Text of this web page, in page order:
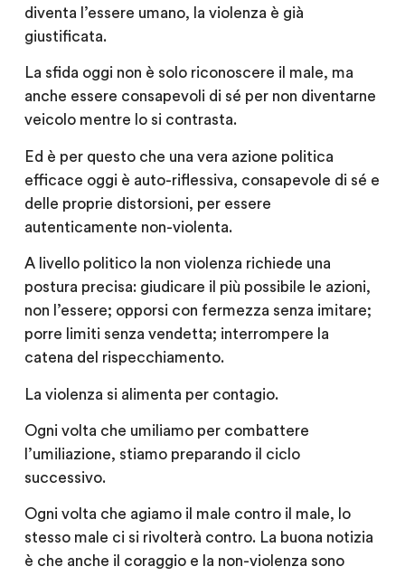
diventa l’essere umano, la violenza è già
giustificata.
La sfida oggi non è solo riconoscere il male, ma
anche essere consapevoli di sé per non diventarne
veicolo mentre lo si contrasta.
Ed è per questo che una vera azione politica
efficace oggi è auto-riflessiva, consapevole di sé e
delle proprie distorsioni, per essere
autenticamente non-violenta.
A livello politico la non violenza richiede una
postura precisa: giudicare il più possibile le azioni,
non l’essere; opporsi con fermezza senza imitare;
porre limiti senza vendetta; interrompere la
catena del rispecchiamento.
La violenza si alimenta per contagio.
Ogni volta che umiliamo per combattere
l’umiliazione, stiamo preparando il ciclo
successivo.
Ogni volta che agiamo il male contro il male, lo
stesso male ci si rivolterà contro. La buona notizia
è che anche il coraggio e la non-violenza sono